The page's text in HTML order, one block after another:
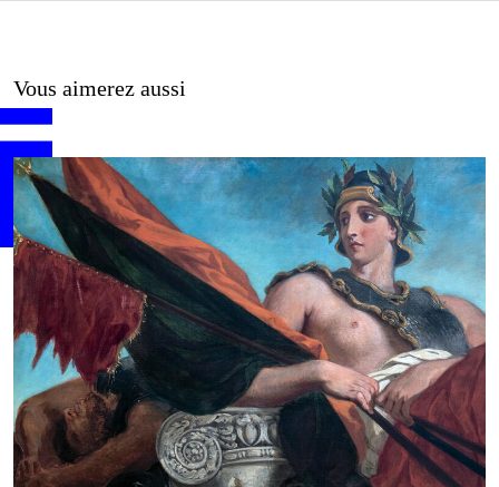
Vous aimerez aussi